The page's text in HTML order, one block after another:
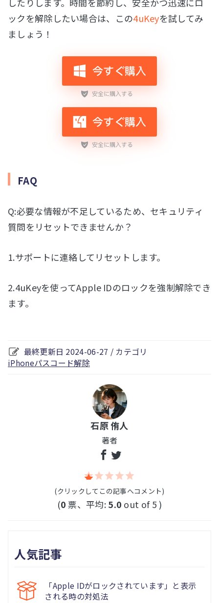
ックを解除したい場合は、この4uKeyを試してみ
ましょう！
FAQ
Q:必要な情報が不足しているため、セキュリティ
質問をリセットできませんか？
1.サポートに連絡してリセットします。
2.4uKeyを使ってApple IDのロックを強制解除でき
ます。
最終更新日 2024-06-27 / カテゴリ
iPhoneパスコード解除
石原 侑人
著者
(クリックしてこの記事へコメント)
(0票、平均:5.0 out of 5 )
人気記事
「Apple IDがロックされています」と表示
される時の対処法